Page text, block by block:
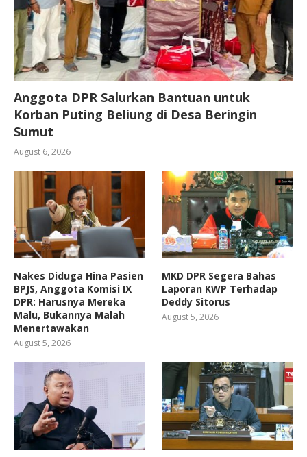
Anggota DPR Salurkan Bantuan untuk
Korban Puting Beliung di Desa Beringin
Sumut
August 6, 2026
Nakes Diduga Hina Pasien
BPJS, Anggota Komisi IX
DPR: Harusnya Mereka
Malu, Bukannya Malah
Menertawakan
August 5, 2026
MKD DPR Segera Bahas
Laporan KWP Terhadap
Deddy Sitorus
August 5, 2026